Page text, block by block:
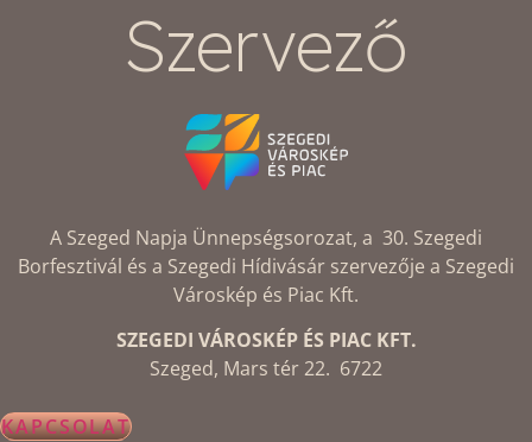
Szervező
A Szeged Napja Ünnepségsorozat, a 30. Szegedi
Borfesztivál és a Szegedi Hídivásár szervezője a Szegedi
Városkép és Piac Kft.
SZEGEDI VÁROSKÉP ÉS PIAC KFT.
Szeged, Mars tér 22. 6722
KAPCSOLAT